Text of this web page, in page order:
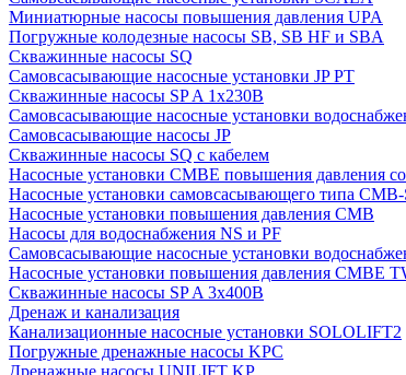
Миниатюрные насосы повышения давления UPA
Погружные колодезные насосы SB, SB HF и SBA
Скважинные насосы SQ
Самовсасывающие насосные установки JP PT
Скважинные насосы SP A 1x230В
Самовсасывающие насосные установки
Самовсасывающие насосы JP
Скважинные насосы SQ с кабелем
Насосные установки CMBE повышения давления
Насосные установки самовсасывающего типа CMB-
Насосные установки повышения давления CMB
Насосы для водоснабжения NS и PF
Самовсасывающие насосные установки
Насосные установки повышения давления CMBE
Скважинные насосы SP A 3x400В
Дренаж и канализация
Канализационные насосные установки SOLOLIFT2
Погружные дренажные насосы KPC
Дренажные насосы UNILIFT KP